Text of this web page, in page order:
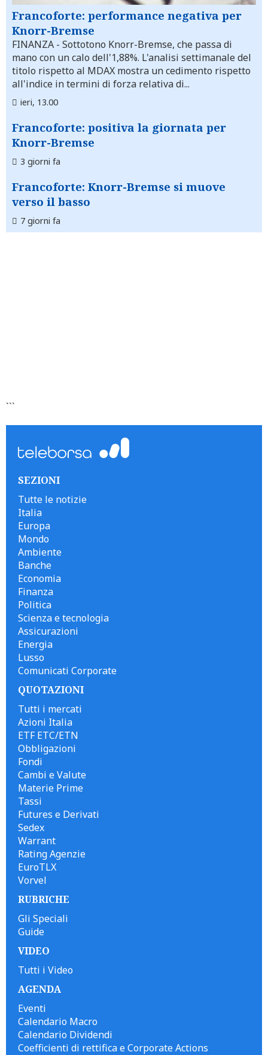
Francoforte: performance negativa per
Knorr-Bremse
FINANZA - Sottotono Knorr-Bremse, che passa di
mano con un calo dell'1,88%. L'analisi settimanale del
titolo rispetto al MDAX mostra un cedimento rispetto
all'indice in termini di forza relativa di...
ieri, 13.00
Francoforte: positiva la giornata per
Knorr-Bremse
3 giorni fa
Francoforte: Knorr-Bremse si muove
verso il basso
7 giorni fa
```
SEZIONI
Tutte le notizie
Italia
Europa
Mondo
Ambiente
Banche
Economia
Finanza
Politica
Scienza e tecnologia
Assicurazioni
Energia
Lusso
Comunicati Corporate
QUOTAZIONI
Tutti i mercati
Azioni Italia
ETF ETC/ETN
Obbligazioni
Fondi
Cambi e Valute
Materie Prime
Tassi
Futures e Derivati
Sedex
Warrant
Rating Agenzie
EuroTLX
Vorvel
RUBRICHE
Gli Speciali
Guide
VIDEO
Tutti i Video
AGENDA
Eventi
Calendario Macro
Calendario Dividendi
Coefficienti di rettifica e Corporate Actions